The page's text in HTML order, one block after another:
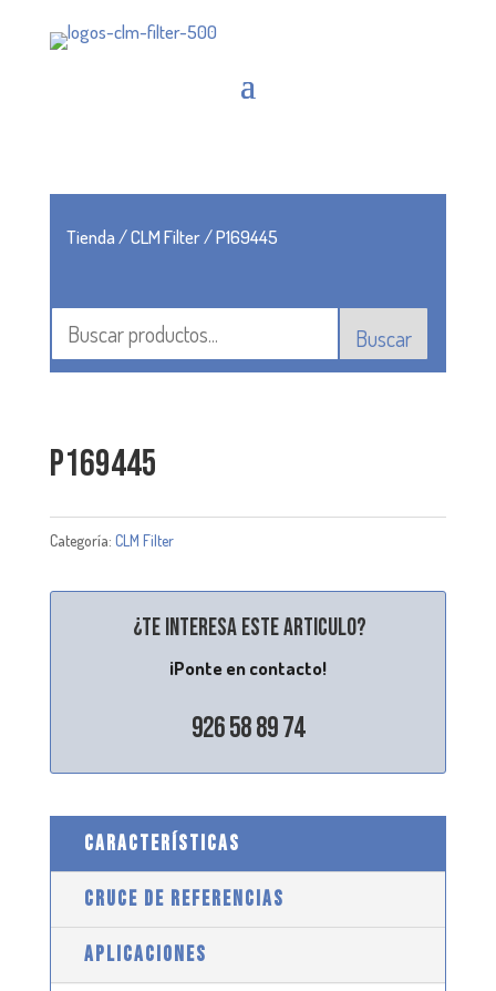
Tienda/CLM Filter/ P169445
Buscar
P169445
Categoría: CLM Filter
¿Te interesa este articulo?
¡Ponte en contacto!
926 58 89 74
CARACTERÍSTICAS
CRUCE DE REFERENCIAS
APLICACIONES